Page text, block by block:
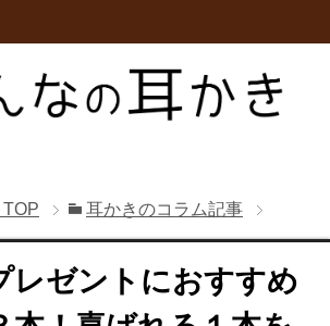
TOP 耳かきのコラム記事
レゼントにおすすめ